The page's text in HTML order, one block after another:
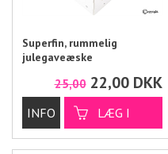
Superfin, rummelig
julegaveæske
25,00 22,00 DKK